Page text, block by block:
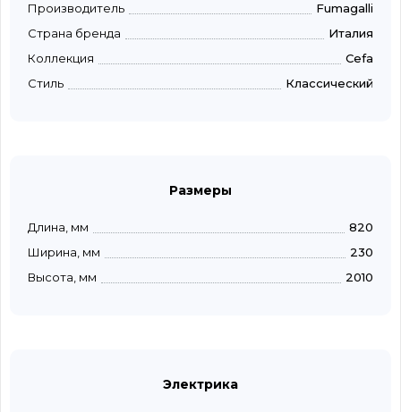
Производитель
Fumagalli
Страна бренда
Италия
Коллекция
Cefa
Стиль
Классический
Размеры
Длина, мм
820
Ширина, мм
230
Высота, мм
2010
Электрика